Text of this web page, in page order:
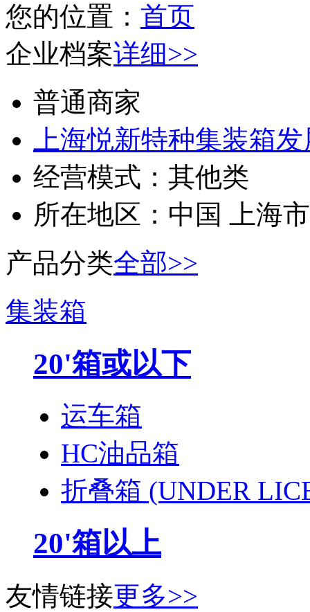
您的位置： 首页
企业档案详细>>
普通商家
上海悦新特种集装箱
经营模式： 其他类
所在地区： 中国 上海
产品分类全部>>
集装箱
20'箱或以下
运车箱
HC油品箱
折叠箱 (UNDER
20'箱以上
友情链接更多>>